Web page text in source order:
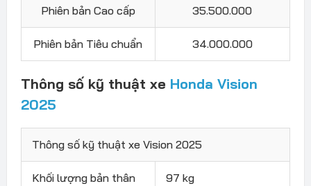
Phiên bản Cao cấp 35.500.000
Phiên bản Tiêu chuẩn 34.000.000
Thông số kỹ thuật xe Honda Vision
2025
Thông số kỹ thuật xe Vision 2025
Khối lượng bản thân 97 kg